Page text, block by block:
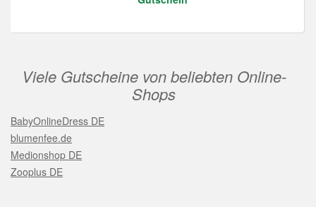
Viele Gutscheine von beliebten Online-
Shops
BabyOnlineDress DE
blumenfee.de
Medionshop DE
Zooplus DE